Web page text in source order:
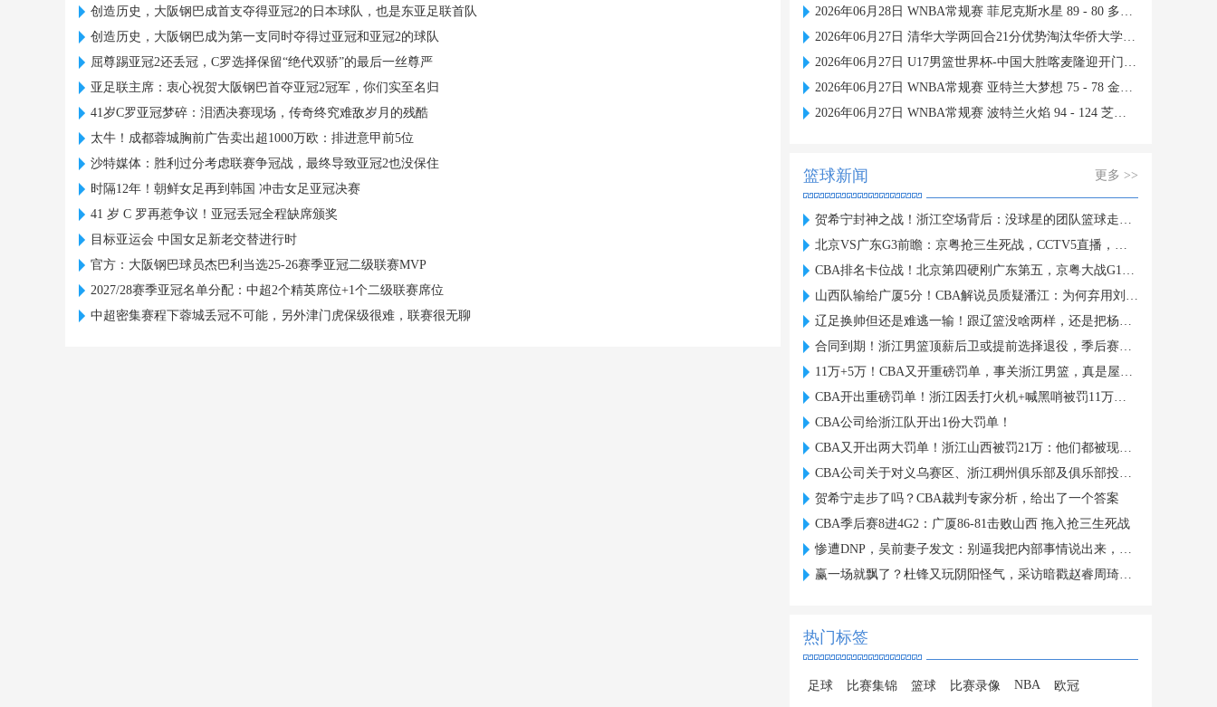
创造历史，大阪钢巴成首支夺得亚冠2的日本球队，也是东亚足联首队
创造历史，大阪钢巴成为第一支同时夺得过亚冠和亚冠2的球队
屈尊踢亚冠2还丢冠，C罗选择保留“绝代双骄”的最后一丝尊严
亚足联主席：衷心祝贺大阪钢巴首夺亚冠2冠军，你们实至名归
41岁C罗亚冠梦碎：泪洒决赛现场，传奇终究难敌岁月的残酷
太牛！成都蓉城胸前广告卖出超1000万欧：排进意甲前5位
沙特媒体：胜利过分考虑联赛争冠战，最终导致亚冠2也没保住
时隔12年！朝鲜女足再到韩国 冲击女足亚冠决赛
41 岁 C 罗再惹争议！亚冠丢冠全程缺席颁奖
目标亚运会 中国女足新老交替进行时
官方：大阪钢巴球员杰巴利当选25-26赛季亚冠二级联赛MVP
2027/28赛季亚冠名单分配：中超2个精英席位+1个二级联赛席位
中超密集赛程下蓉城丢冠不可能，另外津门虎保级很难，联赛很无聊
2026年06月28日 WNBA常规赛 菲尼克斯水星 89 - 80 多伦多节奏 全场集锦
2026年06月27日 清华大学两回合21分优势淘汰华侨大学 郑君豪16分 虎建国23分
2026年06月27日 U17男篮世界杯-中国大胜喀麦隆迎开门红 张懿赵杰23+6
2026年06月27日 WNBA常规赛 亚特兰大梦想 75 - 78 金州女武神 全场集锦
2026年06月27日 WNBA常规赛 波特兰火焰 94 - 124 芝加哥天空 全场集锦
篮球新闻 更多 >>
贺希宁封神之战！浙江空场背后：没球星的团队篮球走不动？
北京VS广东G3前瞻：京粤抢三生死战，CCTV5直播，胜者PK上海
CBA排名卡位战！北京第四硬刚广东第五，京粤大战G1定生死
山西队输给广厦5分！CBA解说员质疑潘江：为何弃用刘传兴？
辽足换帅但还是难逃一输！跟辽篮没啥两样，还是把杨鸣请回来吧？
合同到期！浙江男篮顶薪后卫或提前选择退役，季后赛场均仅2分3板
11万+5万！CBA又开重磅罚单，事关浙江男篮，真是屋漏偏逢连夜雨
CBA开出重磅罚单！浙江因丢打火机+喊黑哨被罚11万，老板还被禁赛
CBA公司给浙江队开出1份大罚单！
CBA又开出两大罚单！浙江山西被罚21万：他们都被现场球迷坑惨了
CBA公司关于对义乌赛区、浙江稠州俱乐部及俱乐部投资人金子军处罚的函
贺希宁走步了吗？CBA裁判专家分析，给出了一个答案
CBA季后赛8进4G2：广厦86-81击败山西 拖入抢三生死战
惨遭DNP，吴前妻子发文：别逼我把内部事情说出来，希望能被尊重
赢一场就飘了？杜锋又玩阴阳怪气，采访暗戳赵睿周琦或内涵许利民
热门标签
足球 比赛集锦 篮球 比赛录像 NBA 欧冠